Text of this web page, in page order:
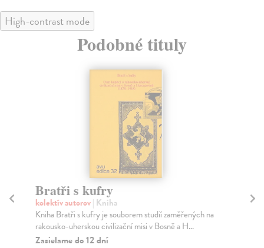
High-contrast mode
Podobné tituly
Bratři s kufry
kolektív autorov| Kniha
Kniha Bratři s kufry je souborem studií zaměřených na
rakousko-uherskou civilizační misi v Bosně a H...
Zasielame do 12 dní